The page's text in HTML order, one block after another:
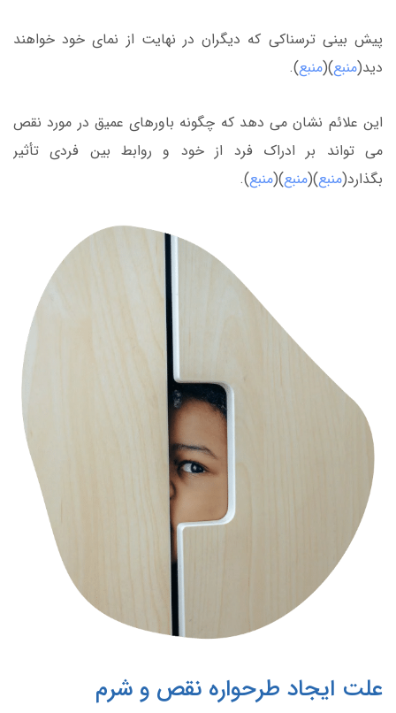
پیش بینی ترسناکی که دیگران در نهایت از نمای خود خواهند
دید(منبع)(منبع).
این علائم نشان می دهد که چگونه باورهای عمیق در مورد نقص
می تواند بر ادراک فرد از خود و روابط بین فردی تأثیر
بگذارد(منبع)(منبع)(منبع).
علت ایجاد طرحواره نقص و شرم